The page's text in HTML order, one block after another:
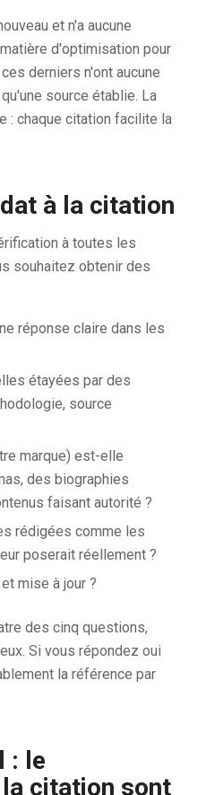
et n'a aucune
d'optimisation pour
derniers n'ont aucune
source établie. La
: chaque citation facilite la
à la citation
à toutes les
souhaitez obtenir des
réponse claire dans les
étayées par des
source
marque) est-elle
des biographies
faisant autorité ?
rédigées comme les
poserait réellement ?
mise à jour ?
des cinq questions,
Si vous répondez oui
la référence par
: le
citation sont